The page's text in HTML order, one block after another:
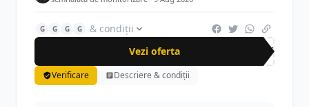
G G G G
& condiții
Vezi oferta
-50%
Verificare Descriere & condiții